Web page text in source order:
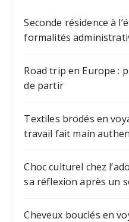
Seconde résidence à
formalités
Road trip en Europe :
de partir
Textiles brodés en
travail fait main
Choc culturel chez
sa réflexion après un
Cheveux bouclés en